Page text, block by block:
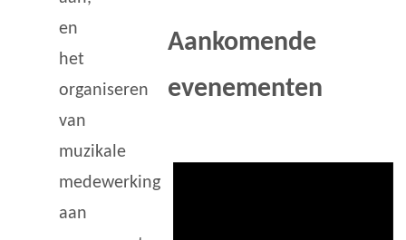
en
het
organiseren
van
muzikale
medewerking
aan
Aankomende
evenementen